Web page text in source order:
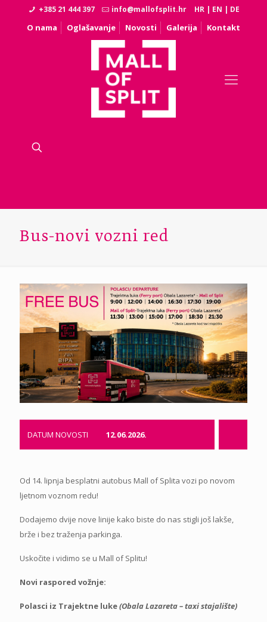
+385 21 444 397 info@mallofsplit.hr HR | EN | DE
O nama Oglašavanje Novosti Galerija Kontakt
Bus-novi vozni red
DATUM NOVOSTI 12.06.2026.
Od 14. lipnja besplatni autobus Mall of Splita vozi po novom
ljetnom voznom redu!
Dodajemo dvije nove linije kako biste do nas stigli još lakše,
brže i bez traženja parkinga.
Uskočite i vidimo se u Mall of Splitu!
Novi raspored vožnje:
Polasci iz Trajektne luke(Obala Lazareta – taxi stajalište)